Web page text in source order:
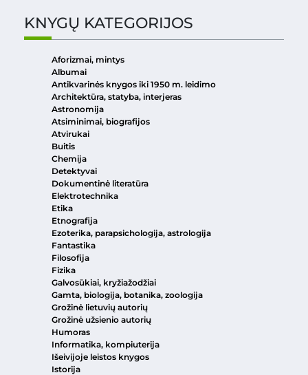
KNYGŲ KATEGORIJOS
Aforizmai, mintys
Albumai
Antikvarinės knygos iki 1950 m. leidimo
Architektūra, statyba, interjeras
Astronomija
Atsiminimai, biografijos
Atvirukai
Buitis
Chemija
Detektyvai
Dokumentinė literatūra
Elektrotechnika
Etika
Etnografija
Ezoterika, parapsichologija, astrologija
Fantastika
Filosofija
Fizika
Galvosūkiai, kryžiažodžiai
Gamta, biologija, botanika, zoologija
Grožinė lietuvių autorių
Grožinė užsienio autorių
Humoras
Informatika, kompiuterija
Išeivijoje leistos knygos
Istorija